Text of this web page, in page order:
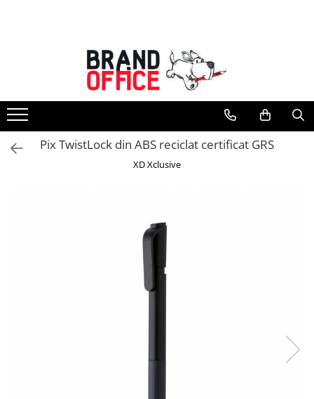
Unitate Protejata - PRODUCTIE
Hartie copiator si produse
tipografice
Produse consumabile din hartie
Detergenti si dezinfectanti
Pix TwistLock din ABS reciclat certificat GRS
XD Xclusive